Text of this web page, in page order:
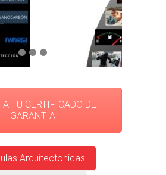
TU CERTIFICADO DE
GARANTIA
Arquitectonicas